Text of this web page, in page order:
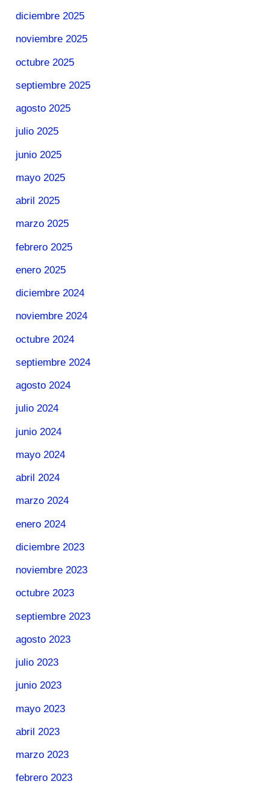
diciembre 2025
noviembre 2025
octubre 2025
septiembre 2025
agosto 2025
julio 2025
junio 2025
mayo 2025
abril 2025
marzo 2025
febrero 2025
enero 2025
diciembre 2024
noviembre 2024
octubre 2024
septiembre 2024
agosto 2024
julio 2024
junio 2024
mayo 2024
abril 2024
marzo 2024
enero 2024
diciembre 2023
noviembre 2023
octubre 2023
septiembre 2023
agosto 2023
julio 2023
junio 2023
mayo 2023
abril 2023
marzo 2023
febrero 2023